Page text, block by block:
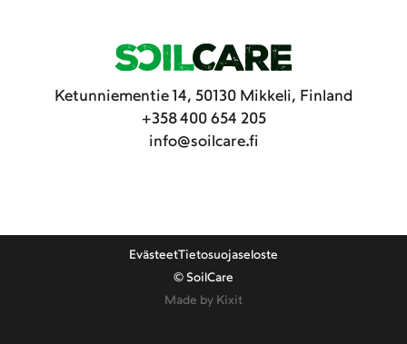
Ketunniementie 14, 50130 Mikkeli, Finland
+358 400 654 205
info@soilcare.fi
EvästeetTietosuojaseloste
© SoilCare
Made by Kixit